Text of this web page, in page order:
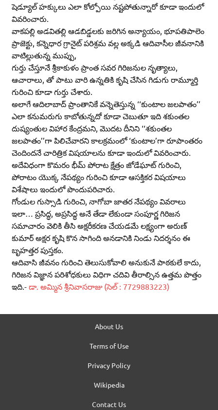
షెడ్యూల్‌ హక్కులు ఎలా కోల్పోయి నష్టపోతున్నారో కూడా ఇందులో
వివరించారు.
వాకపల్లి అడవితల్లి ఆడబిడ్డలకు జరిగిన అన్యాయం, భూపతిపాలెం
ప్రాజెక్టు, కన్నెధార గ్రానైట్‌ పరిశ్రమ వల్ల అక్కడి ఆదివాసీల జీవనానికి
వాటిల్లుతున్న ముప్పు,
గుర్తు చేస్తూనే శ్రీకాకుళం ప్రాంత సవర గిరిజనుల నృత్యాలు,
ఆచారాలు, తో పాటు వారి ఉన్నతికి కృషి చేసిన గిడుగు రామ్మూర్తి
గురించి కూడా గుర్తు చేశారు.
అలాగే ఆదిలాబాద్‌ ప్రాంతానికే వన్నెతెస్తున్న ‘‘కుంటాల జలపాతం’’
ఎలా కనుమరుగు కాబోతున్నదో కూడా చెబుతూ ఇది శకుంతల
దుష్యంతుల విహార కేంద్రమని, మొదట దీనిని ‘‘శకుంతల
జలపాతం’’గా పిలిచేవారని కాలక్రమంలో ‘కుంటాల’గా రూపాంతరం
చెందిందనే చారిత్రిక విషయాలను కూడా ఇందులో వివరించారు.
అదేవిధంగా కొమరం భీమ్‌ పోరాట క్షేత్రం జోడేఘాట్‌ గురించి,
పోరాటం యొక్క నేపథ్యం గురించి కూడా ఆసక్తికర విషయాలు
విశేషాలు ఇందులో పొందుపరిచారు.
గోండుల గుస్సాడి గురించి, నాగోబా జాతర నేపథ్యం వివరాలు
ఇలా… ప్రసిద్ధ, అప్రసిద్ధ అనే తేడా లేకుండా సంపూర్ణ గిరిజన
సమాచారం వెలికి తీసి అక్షరీకరణ చేయడమే లక్ష్యంగా అరుణ్‌
కుమార్‌ అక్షర కృషి కొన సాగింది అనడానికి నిండు నిదర్శనం ఈ
బృహత్తర పుస్తకం.
ఆదివాసి జీవనం గురించి తెలుసుకోవాలి అనుకునే పాఠకులే కాదు,
గిరిజన విజ్ఞాన పరిశోధకులు విధిగా చదివి తీరాల్సిన ఉత్తమ పొత్తం
ఇది.- డా. అమ్మిన శ్రీనివాసరాజు (సెల్‌ : 7729883223)
About Us
Terms of Use
Privacy Policy
Wikipedia
Contact Us